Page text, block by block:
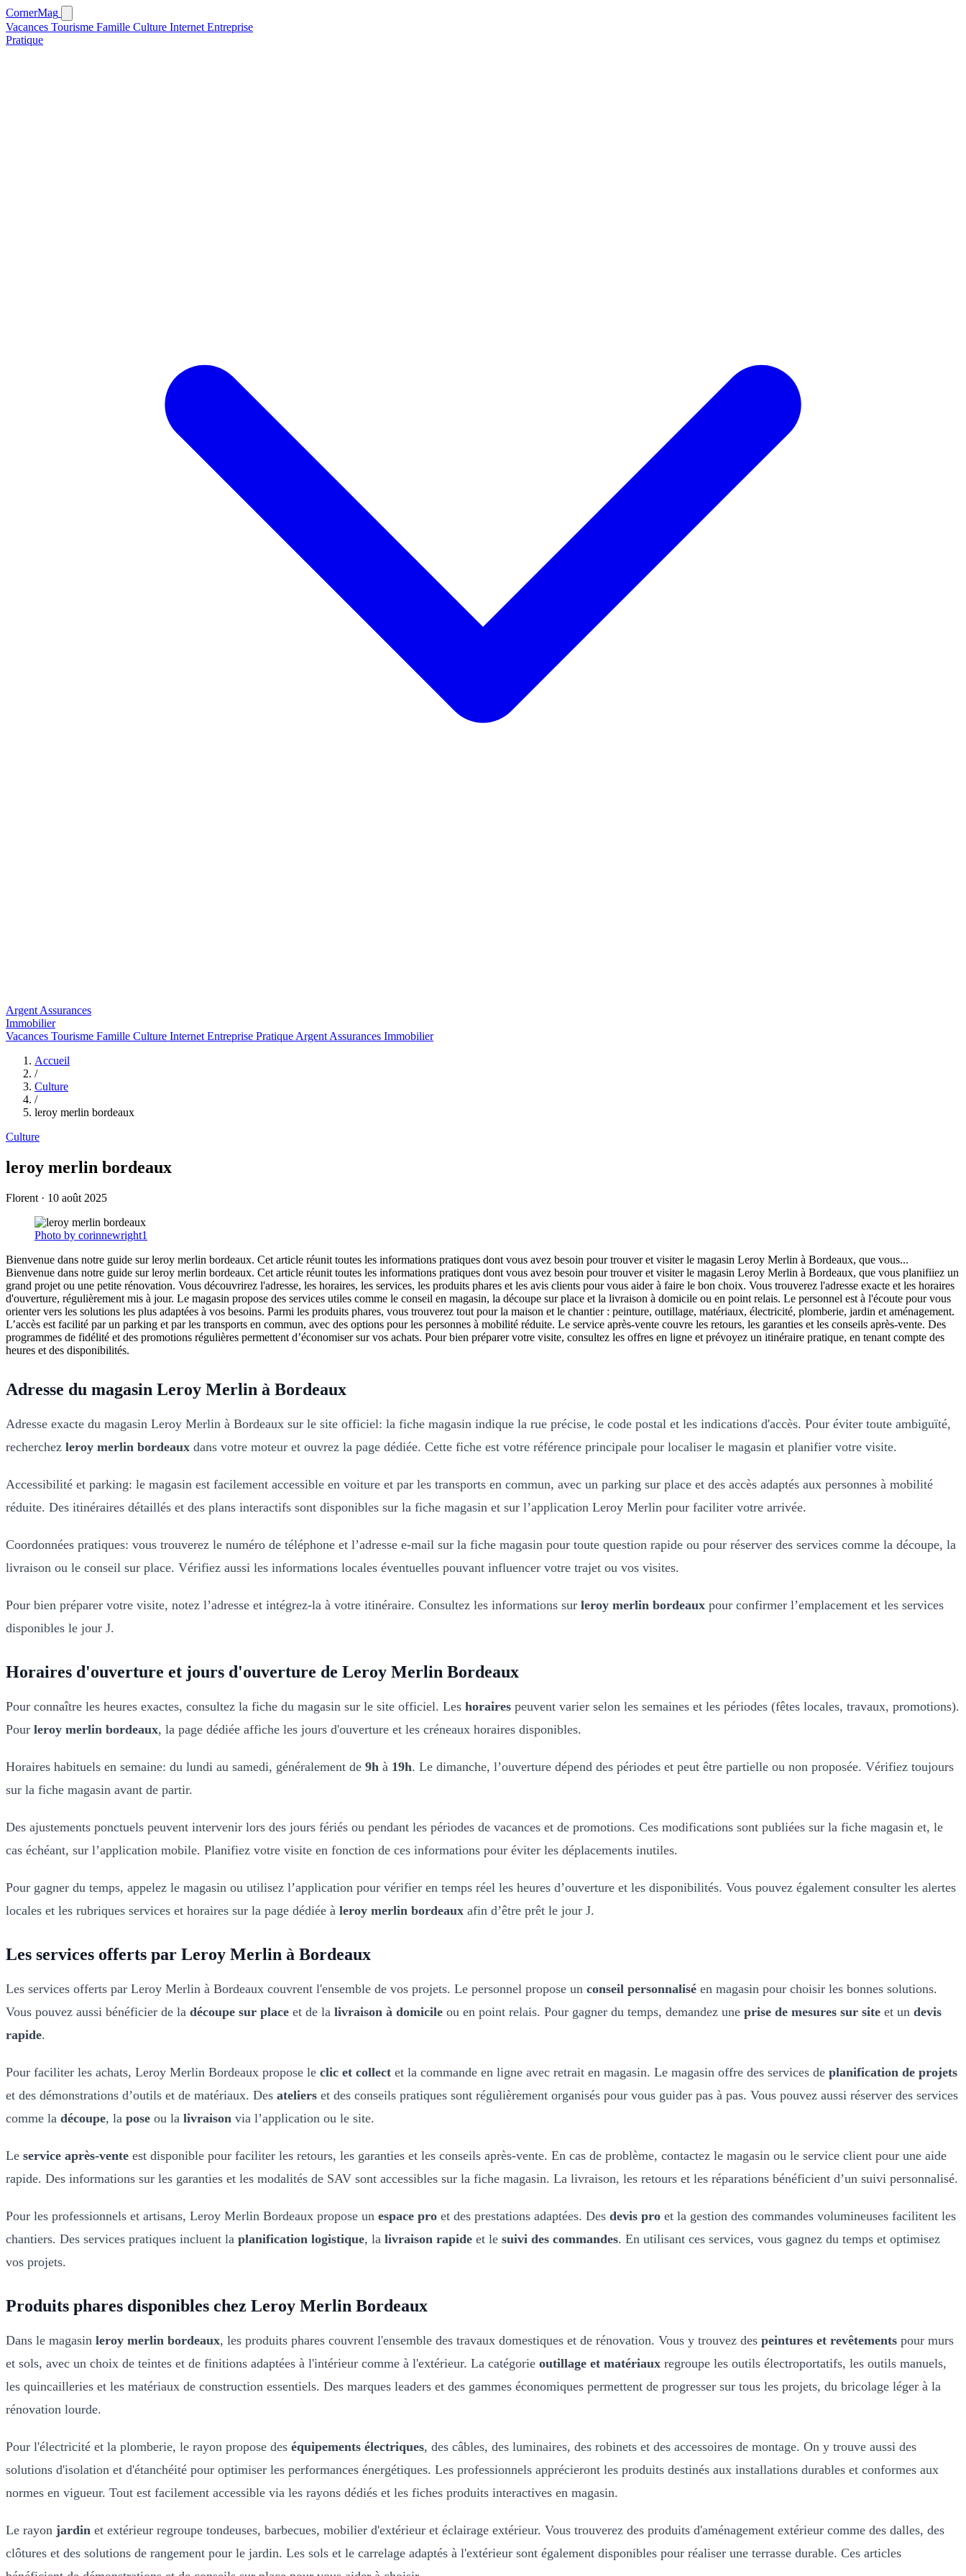
CornerMag
Vacances Tourisme Famille Culture Internet Entreprise
Pratique
Argent Assurances
Immobilier
Vacances Tourisme Famille Culture Internet Entreprise Pratique Argent Assurances Immobilier
Accueil
/
Culture
/
leroy merlin bordeaux
Culture
leroy merlin bordeaux
Florent · 10 août 2025
Photo by corinnewright1
Bienvenue dans notre guide sur leroy merlin bordeaux. Cet article réunit toutes les informations pratiques dont vous avez besoin pour trouver et visiter le magasin Leroy Merlin à Bordeaux, que vous...
Bienvenue dans notre guide sur leroy merlin bordeaux. Cet article réunit toutes les informations pratiques dont vous avez besoin pour trouver et visiter le magasin Leroy Merlin à Bordeaux, que vous planifiiez un
grand projet ou une petite rénovation. Vous découvrirez l'adresse, les horaires, les services, les produits phares et les avis clients pour vous aider à faire le bon choix. Vous trouverez l'adresse exacte et les horaires
d'ouverture, régulièrement mis à jour. Le magasin propose des services utiles comme le conseil en magasin, la découpe sur place et la livraison à domicile ou en point relais. Le personnel est à l'écoute pour vous
orienter vers les solutions les plus adaptées à vos besoins. Parmi les produits phares, vous trouverez tout pour la maison et le chantier : peinture, outillage, matériaux, électricité, plomberie, jardin et aménagement.
L’accès est facilité par un parking et par les transports en commun, avec des options pour les personnes à mobilité réduite. Le service après-vente couvre les retours, les garanties et les conseils après-vente. Des
programmes de fidélité et des promotions régulières permettent d’économiser sur vos achats. Pour bien préparer votre visite, consultez les offres en ligne et prévoyez un itinéraire pratique, en tenant compte des
heures et des disponibilités.
Adresse du magasin Leroy Merlin à Bordeaux
Adresse exacte du magasin Leroy Merlin à Bordeaux sur le site officiel: la fiche magasin indique la rue précise, le code postal et les indications d'accès. Pour éviter toute ambiguïté,
recherchez leroy merlin bordeaux dans votre moteur et ouvrez la page dédiée. Cette fiche est votre référence principale pour localiser le magasin et planifier votre visite.
Accessibilité et parking: le magasin est facilement accessible en voiture et par les transports en commun, avec un parking sur place et des accès adaptés aux personnes à mobilité
réduite. Des itinéraires détaillés et des plans interactifs sont disponibles sur la fiche magasin et sur l’application Leroy Merlin pour faciliter votre arrivée.
Coordonnées pratiques: vous trouverez le numéro de téléphone et l’adresse e-mail sur la fiche magasin pour toute question rapide ou pour réserver des services comme la découpe, la
livraison ou le conseil sur place. Vérifiez aussi les informations locales éventuelles pouvant influencer votre trajet ou vos visites.
Pour bien préparer votre visite, notez l’adresse et intégrez-la à votre itinéraire. Consultez les informations sur leroy merlin bordeaux pour confirmer l’emplacement et les services
disponibles le jour J.
Horaires d'ouverture et jours d'ouverture de Leroy Merlin Bordeaux
Pour connaître les heures exactes, consultez la fiche du magasin sur le site officiel. Les horaires peuvent varier selon les semaines et les périodes (fêtes locales, travaux, promotions).
Pour leroy merlin bordeaux, la page dédiée affiche les jours d'ouverture et les créneaux horaires disponibles.
Horaires habituels en semaine: du lundi au samedi, généralement de 9h à 19h. Le dimanche, l’ouverture dépend des périodes et peut être partielle ou non proposée. Vérifiez toujours
sur la fiche magasin avant de partir.
Des ajustements ponctuels peuvent intervenir lors des jours fériés ou pendant les périodes de vacances et de promotions. Ces modifications sont publiées sur la fiche magasin et, le
cas échéant, sur l’application mobile. Planifiez votre visite en fonction de ces informations pour éviter les déplacements inutiles.
Pour gagner du temps, appelez le magasin ou utilisez l’application pour vérifier en temps réel les heures d’ouverture et les disponibilités. Vous pouvez également consulter les alertes
locales et les rubriques services et horaires sur la page dédiée à leroy merlin bordeaux afin d’être prêt le jour J.
Les services offerts par Leroy Merlin à Bordeaux
Les services offerts par Leroy Merlin à Bordeaux couvrent l'ensemble de vos projets. Le personnel propose un conseil personnalisé en magasin pour choisir les bonnes solutions.
Vous pouvez aussi bénéficier de la découpe sur place et de la livraison à domicile ou en point relais. Pour gagner du temps, demandez une prise de mesures sur site et un devis
rapide.
Pour faciliter les achats, Leroy Merlin Bordeaux propose le clic et collect et la commande en ligne avec retrait en magasin. Le magasin offre des services de planification de projets
et des démonstrations d’outils et de matériaux. Des ateliers et des conseils pratiques sont régulièrement organisés pour vous guider pas à pas. Vous pouvez aussi réserver des services
comme la découpe, la pose ou la livraison via l’application ou le site.
Le service après-vente est disponible pour faciliter les retours, les garanties et les conseils après-vente. En cas de problème, contactez le magasin ou le service client pour une aide
rapide. Des informations sur les garanties et les modalités de SAV sont accessibles sur la fiche magasin. La livraison, les retours et les réparations bénéficient d’un suivi personnalisé.
Pour les professionnels et artisans, Leroy Merlin Bordeaux propose un espace pro et des prestations adaptées. Des devis pro et la gestion des commandes volumineuses facilitent les
chantiers. Des services pratiques incluent la planification logistique, la livraison rapide et le suivi des commandes. En utilisant ces services, vous gagnez du temps et optimisez
vos projets.
Produits phares disponibles chez Leroy Merlin Bordeaux
Dans le magasin leroy merlin bordeaux, les produits phares couvrent l'ensemble des travaux domestiques et de rénovation. Vous y trouvez des peintures et revêtements pour murs
et sols, avec un choix de teintes et de finitions adaptées à l'intérieur comme à l'extérieur. La catégorie outillage et matériaux regroupe les outils électroportatifs, les outils manuels,
les quincailleries et les matériaux de construction essentiels. Des marques leaders et des gammes économiques permettent de progresser sur tous les projets, du bricolage léger à la
rénovation lourde.
Pour l'électricité et la plomberie, le rayon propose des équipements électriques, des câbles, des luminaires, des robinets et des accessoires de montage. On y trouve aussi des
solutions d'isolation et d'étanchéité pour optimiser les performances énergétiques. Les professionnels apprécieront les produits destinés aux installations durables et conformes aux
normes en vigueur. Tout est facilement accessible via les rayons dédiés et les fiches produits interactives en magasin.
Le rayon jardin et extérieur regroupe tondeuses, barbecues, mobilier d'extérieur et éclairage extérieur. Vous trouverez des produits d'aménagement extérieur comme des dalles, des
clôtures et des solutions de rangement pour le jardin. Les sols et le carrelage adaptés à l'extérieur sont également disponibles pour réaliser une terrasse durable. Ces articles